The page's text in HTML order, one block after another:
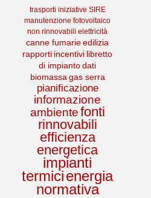
trasporti iniziative SIRE
manutenzione fotovoltaico
non rinnovabili elettricità
canne fumarie edilizia
rapporti incentivi libretto
di impianto dati
biomassa gas serra
pianificazione
informazione
ambientefonti
rinnovabili
efficienza
energetica
impianti
termicienergia
normativa